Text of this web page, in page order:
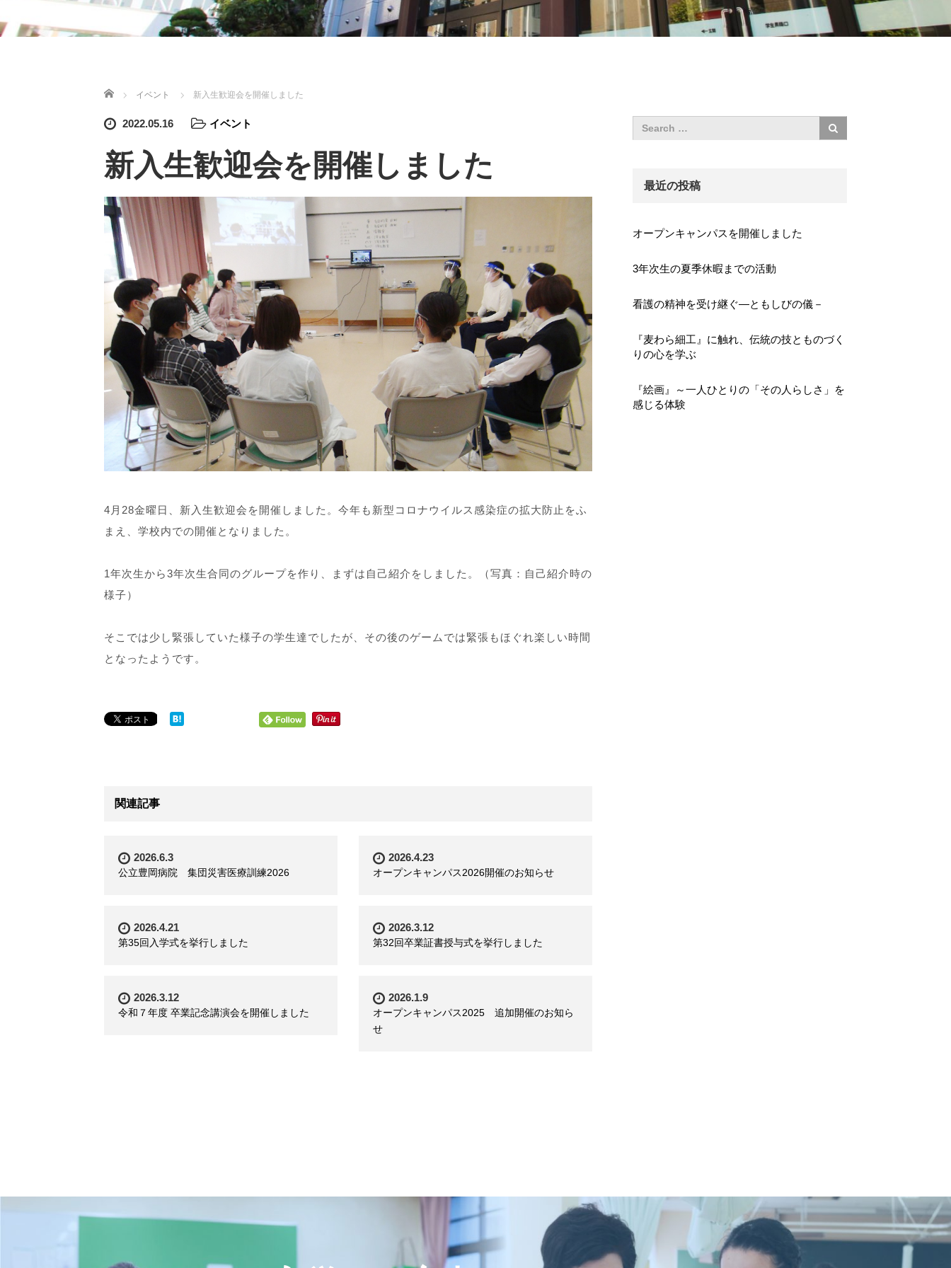
ホーム イベント 新入生歓迎会を開催しました
2022.05.16 イベント
新入生歓迎会を開催しました
4月28金曜日、新入生歓迎会を開催しました。今年も新型コロナウイルス感染症の拡大防止をふ
まえ、学校内での開催となりました。
1年次生から3年次生合同のグループを作り、まずは自己紹介をしました。（写真：自己紹介時の
様子）
そこでは少し緊張していた様子の学生達でしたが、その後のゲームでは緊張もほぐれ楽しい時間
となったようです。
関連記事
2026.6.3
公立豊岡病院 集団災害医療訓練2026
2026.4.23
オープンキャンパス2026開催のお知らせ
2026.4.21
第35回入学式を挙行しました
2026.3.12
第32回卒業証書授与式を挙行しました
2026.3.12
令和７年度 卒業記念講演会を開催しました
2026.1.9
オープンキャンパス2025 追加開催のお知ら
せ
最近の投稿
オープンキャンパスを開催しました
3年次生の夏季休暇までの活動
看護の精神を受け継ぐ―ともしびの儀－
『麦わら細工』に触れ、伝統の技とものづく
りの心を学ぶ
『絵画』～一人ひとりの「その人らしさ」を
感じる体験